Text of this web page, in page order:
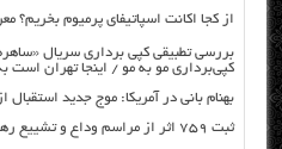
از کجا اکانت اسپاتیفای پرمیوم بخریم؟ معرفی ۴ فروشگاه معتبر
بررسی تطبیقی کپی برداری سریال
کپی‌برداری مو به مو / اینجا تهران
بهنام بانی در آمریکا: موج جدید
ثبت ۷۵۹ اثر از مراسم وداع و تشییع رهبر شهید انقلاب